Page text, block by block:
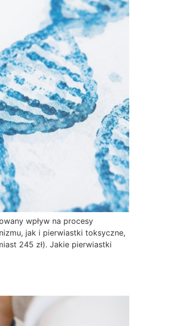
wpływ na procesy
jak i pierwiastki toksyczne,
245 zł). Jakie pierwiastki